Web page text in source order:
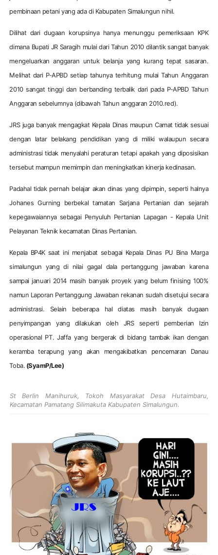
pembinaan petani yang ada di Kabupaten Simalungun nihil.
Dilihat dari dugaan korupsinya hanya menunggu pemeriksaan KPK
dimana Bupati JR Saragih mulai dari Tahun 2010 dilantik sangat banyak
mengeluarkan anggaran untuk belanja yang kurang tepat sasaran.
Melihat dari P-APBD setiap tahunya terhitung mulai Tahun Anggaran
2010 sangat tinggi dan berbanding terbalik dari pada P-APBD Tahun
Anggaran sebelumnya (dibawah Tahun anggaran 2010.red).
JRS juga banyak mengagkat Kepala Dinas maupun Camat tidak sesuai
dengan latar belakang pendidikan yang di miliki walaupun secara
administrasi tidak menyalahi peraturan tetapi apakah yang diposisikan
tersebut mampun memimpin dan meningkatkan kinerja kedinasan.
Padahal tidak pernah belajar akan dinas yang dipimpin, seperti halnya
Johanes Gurning berbekal tamatan Sarjana Pertanian dan sejarah
kepegawaiannya sebagai Penyuluh Pertanian Lapagan - Kepala Unit
Pelayanan Teknik kecamatan Dinas Pertanian.
Kepala BP4K saat ini menjabat sebagai Kepala Dinas PU Bina Marga
simalungun yang di nilai gagal dala pertanggung jawaban karena
sampai januari 2014 masih banyak proyek yang belum finising 100%
namun Laporan Pertanggung Jawaban rekanan sudah disetujui secara
administrasi. Selain beberapa hal diatas masih banyak dugaan
penyimpangan yang dilakukan oleh JRS seperti pemberian Izin
operasional PT. Jaffa yang bergerak di bidang tambak ikan dengan
keramba terapung yang akan mengakibatkan pencemaran Danau
Toba. (SyamP/Lee)
St Berlin Manihuruk, Tokoh Masyarakat Desa Hutaimbaru,
Kecamatan Pamatang Silimakuta Kabupaten Simalungun.